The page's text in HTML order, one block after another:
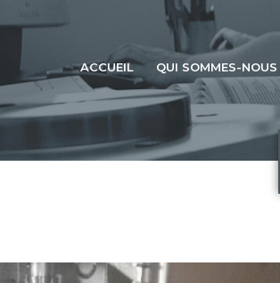
ACCUEIL QUI SOMMES-NOUS